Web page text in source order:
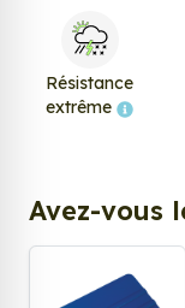
Résistance
extrême
Avez-vous